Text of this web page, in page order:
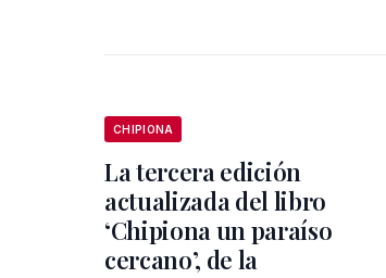
CHIPIONA
La tercera edición
actualizada del libro
‘Chipiona un paraíso
cercano’, de la